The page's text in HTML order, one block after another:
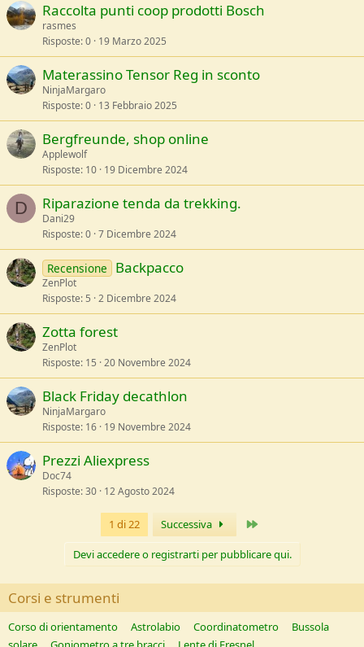
Raccolta punti coop prodotti Bosch
rasmes
Risposte 0 19 Marzo 2025
Materassino Tensor Reg in sconto
NinjaMargaro
Risposte 0 13 Febbraio 2025
Bergfreunde, shop online
Applewolf
Risposte 10 19 Dicembre 2024
D Riparazione tenda da trekking.
Dani29
Risposte 0 7 Dicembre 2024
Recensione Backpacco
ZenPlot
Risposte 5 2 Dicembre 2024
Zotta forest
ZenPlot
Risposte 15 20 Novembre 2024
Black Friday decathlon
NinjaMargaro
Risposte 16 19 Novembre 2024
Prezzi Aliexpress
Doc74
Risposte 30 12 Agosto 2024
1 di 22 Successiva
Devi accedere o registrarti per pubblicare qui.
Corsi e strumenti
Corso di orientamento Astrolabio Coordinatometro
Bussola